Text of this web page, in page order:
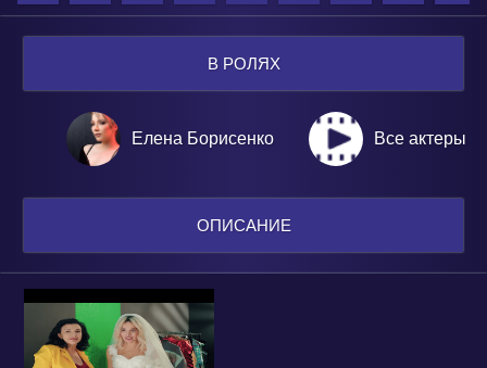
В РОЛЯХ
Елена Борисенко Все актеры
ОПИСАНИЕ